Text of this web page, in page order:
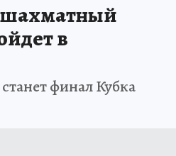
в
финал Кубка